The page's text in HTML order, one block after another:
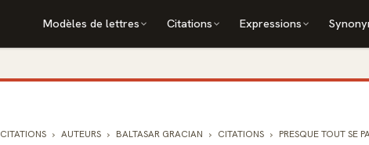
Modèles de lettres Citations Expressions
CITATIONS AUTEURS BALTASAR GRACIAN CITATIONS PRESQUE TOUT SE